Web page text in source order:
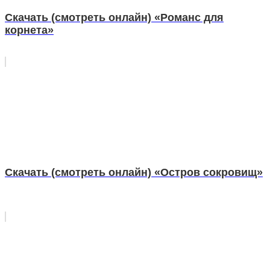
Скачать (смотреть онлайн) «Романс для
корнета»
Скачать (смотреть онлайн) «Остров сокровищ»